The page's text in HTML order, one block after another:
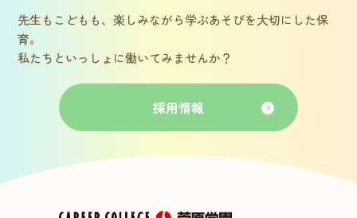
先生もこどもも、楽しみながら学ぶあそびを大切にした保
育。
私たちといっしょに働いてみませんか？
採用情報